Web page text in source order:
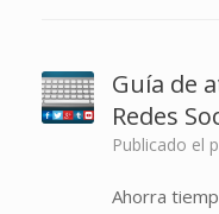
Guía de
Redes
Publicado el
Ahorra